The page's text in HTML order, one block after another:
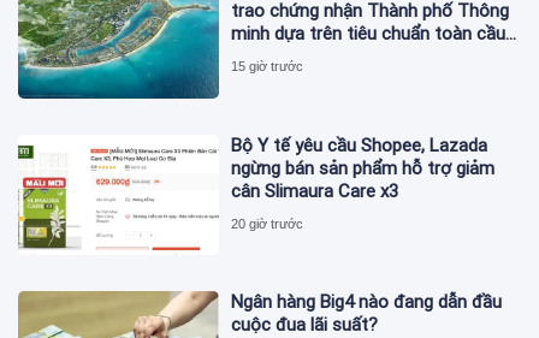
trao chứng nhận Thành phố Thông
minh dựa trên tiêu chuẩn toàn cầu
ISO 37122
15 giờ trước
Bộ Y tế yêu cầu Shopee, Lazada
ngừng bán sản phẩm hỗ trợ giảm
cân Slimaura Care x3
20 giờ trước
Ngân hàng Big4 nào đang dẫn đầu
cuộc đua lãi suất?